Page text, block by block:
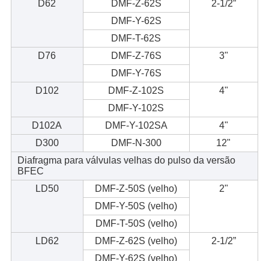
D62
DMF-Z-62S
2-1/2”
DMF-Y-62S
DMF-T-62S
D76
DMF-Z-76S
3"
DMF-Y-76S
D102
DMF-Z-102S
4"
DMF-Y-102S
D102A
DMF-Y-102SA
4"
D300
DMF-N-300
12"
Diafragma para válvulas velhas do pulso da versão
BFEC
LD50
DMF-Z-50S (velho)
2"
DMF-Y-50S (velho)
DMF-T-50S (velho)
LD62
DMF-Z-62S (velho)
2-1/2”
DMF-Y-62S (velho)